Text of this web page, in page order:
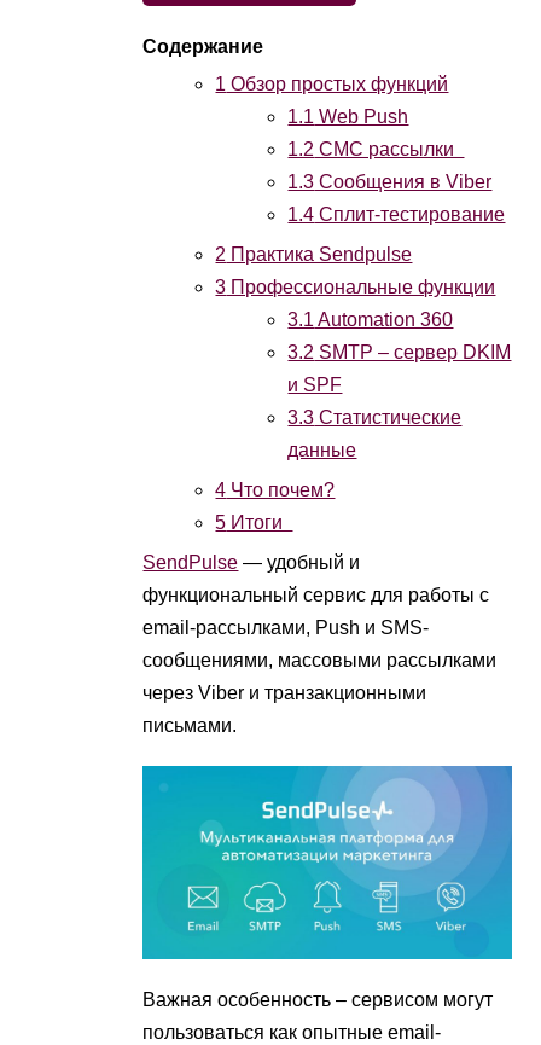
1 Обзор простых функций
1.1 Web Push
1.2 СМС рассылки
1.3 Сообщения в Viber
1.4 Сплит-тестирование
2 Практика Sendpulse
3 Профессиональные функции
3.1 Automation 360
3.2 SMTP – сервер DKIM
и SPF
3.3 Статистические
данные
4 Что почем?
5 Итоги
SendPulse — удобный и
функциональный сервис для работы с
email-рассылками, Push и SMS-
сообщениями, массовыми рассылками
через Viber и транзакционными
письмами.
Важная особенность – сервисом могут
пользоваться как опытные email-